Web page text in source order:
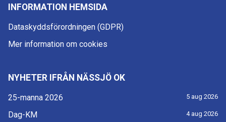
INFORMATION HEMSIDA
Dataskyddsförordningen (GDPR)
Mer information om cookies
NYHETER IFRÅN NÄSSJÖ OK
25-manna 2026 5 aug 2026
Dag-KM 4 aug 2026